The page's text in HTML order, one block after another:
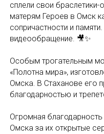
сплели свои браслетики-
матерям Героев в Омск
сопричастности и
видеообращение. 🎥✨
Особым трогательным
«Полотна мира»,
Омска. В Стаханове его
благодарностью и
Огромная
Омска за их открытые